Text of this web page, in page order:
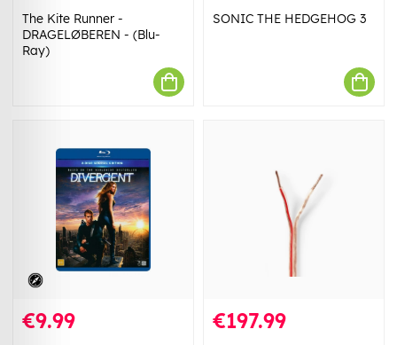
The Kite Runner -
DRAGELØBEREN - (Blu-
Ray)
SONIC THE HEDGEHOG 3
€9.99 €197.99